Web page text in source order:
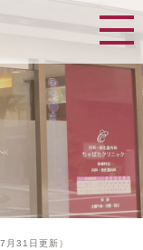
月31日更新）